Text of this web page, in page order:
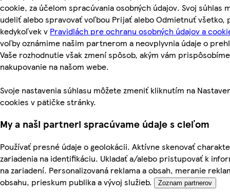
cookie, za účelom spracúvania osobných údajov. Svoj súhlas
udeliť alebo spravovať voľbou Prijať alebo Odmietnuť všetko,
kedykoľvek v Pravidlách pre ochranu osobných údajov a
voľby oznámime našim partnerom a neovplyvnia údaje o
Vaše rozhodnutie však zmení spôsob, akým vám prispôsobíme
nakupovanie na našom webe.
Svoje nastavenia súhlasu môžete zmeniť kliknutím na
cookies v pätičke stránky.
My a naši partneri spracúvame údaje s cieľom
Používať presné údaje o geolokácii. Aktívne skenovať
zariadenia na identifikáciu. Ukladať a/alebo pristupovať k
na zariadení. Personalizovaná reklama a obsah, meranie
obsahu, prieskum publika a vývoj služieb.
Zoznam partnerov